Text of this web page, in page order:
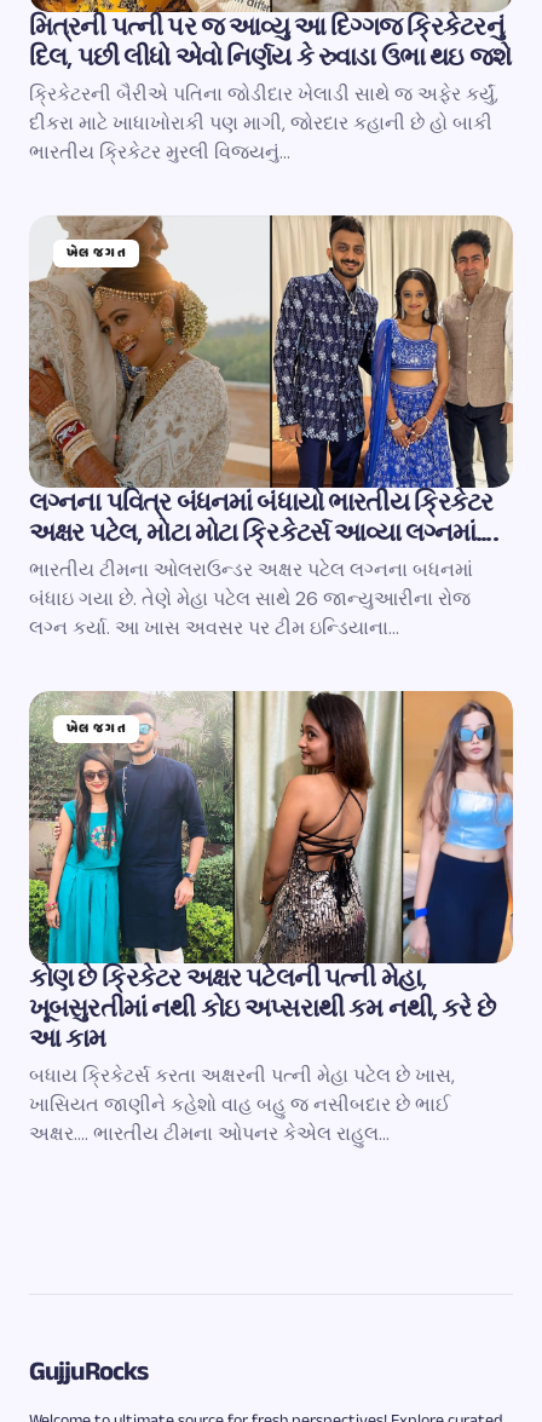
મિત્રની પત્ની પર જ આવ્યુ આ દિગ્ગજ ક્રિકેટરનું
દિલ, પછી લીધો એવો નિર્ણય કે રુવાડા ઉભા થઇ જશે
ક્રિકેટરની બૈરીએ પતિના જોડીદાર ખેલાડી સાથે જ અફેર કર્યું,
દીકરા માટે ખાધાખોરાકી પણ માગી, જોરદાર કહાની છે હો બાકી
ભારતીય ક્રિકેટર મુરલી વિજયનું…
ખેલ જગત
લગ્નના પવિત્ર બંધનમાં બંધાયો ભારતીય ક્રિકેટર
અક્ષર પટેલ, મોટા મોટા ક્રિકેટર્સ આવ્યા લગ્નમાં….
ભારતીય ટીમના ઓલરાઉન્ડર અક્ષર પટેલ લગ્નના બધનમાં
બંધાઇ ગયા છે. તેણે મેહા પટેલ સાથે 26 જાન્યુઆરીના રોજ
લગ્ન કર્યા. આ ખાસ અવસર પર ટીમ ઇન્ડિયાના…
ખેલ જગત
કોણ છે ક્રિકેટર અક્ષર પટેલની પત્ની મેહા,
ખૂબસુરતીમાં નથી કોઇ અપ્સરાથી કમ નથી, કરે છે
આ કામ
બધાય ક્રિકેટર્સ કરતા અક્ષરની પત્ની મેહા પટેલ છે ખાસ,
ખાસિયત જાણીને કહેશો વાહ બહુ જ નસીબદાર છે ભાઈ
અક્ષર…. ભારતીય ટીમના ઓપનર કેએલ રાહુલ…
GujjuRocks